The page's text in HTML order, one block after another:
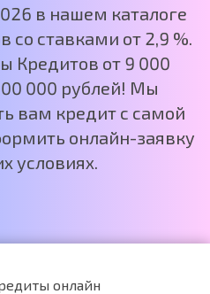
в нашем каталоге
со ставками от 2,9 %.
Кредитов от 9 000
000 рублей! Мы
вам кредит с самой
онлайн-заявку
условиях.
онлайн